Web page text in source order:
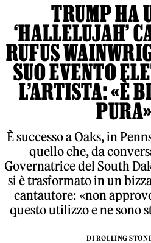
TRUMP HA
‘HALLELUJAH’
RUFUS
SUO EVENTO
L’ARTISTA: «È
PURA»
È successo a Oaks, in
quello che, da
Governatrice del South
si è trasformato in un
cantautore: «non
questo utilizzo e ne sono
DI ROLLING